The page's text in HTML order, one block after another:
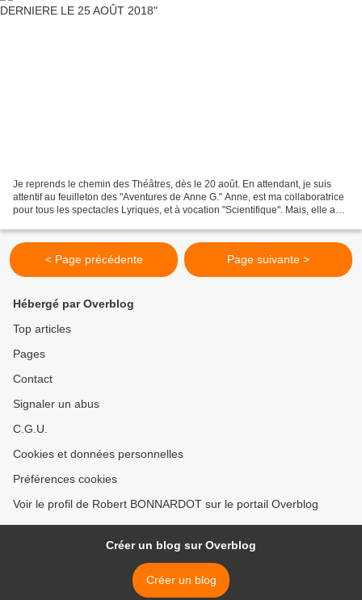
Je reprends le chemin des Théâtres, dès le 20 août. En attendant, je suis
attentif au feuilleton des "Aventures de Anne G." Anne, est ma collaboratrice
pour tous les spectacles Lyriques, et à vocation "Scientifique". Mais, elle a
< Page précédente Page suivante >
Hébergé par Overblog
Top articles
Pages
Contact
Signaler un abus
C.G.U.
Cookies et données personnelles
Préférences cookies
Voir le profil de Robert BONNARDOT sur le portail Overblog
Créer un blog sur Overblog
Créer un blog